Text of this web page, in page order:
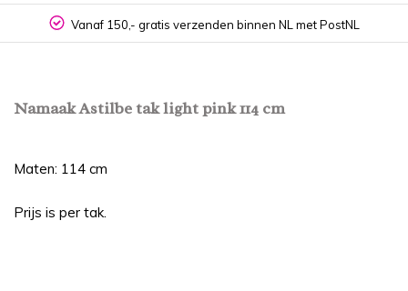
Vanaf 150,- gratis verzenden binnen NL met PostNL
Namaak Astilbe tak light pink 114 cm
Maten: 114 cm
Prijs is per tak.